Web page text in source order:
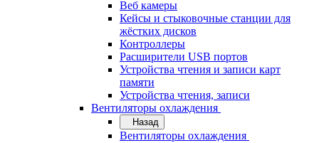
Веб камеры
Кейсы и стыковочные станции для
жёстких дисков
Контроллеры
Расширители USB портов
Устройства чтения и записи карт
памяти
Устройства чтения, записи
Вентиляторы охлаждения
Назад
Вентиляторы охлаждения